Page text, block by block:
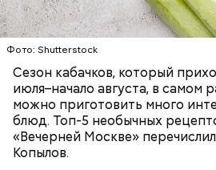
Фото: Shutterstock
Сезон кабачков, который
июля–начало августа, в самом
можно приготовить много
блюд. Топ-5 необычных
«Вечерней Москве»
Копылов.